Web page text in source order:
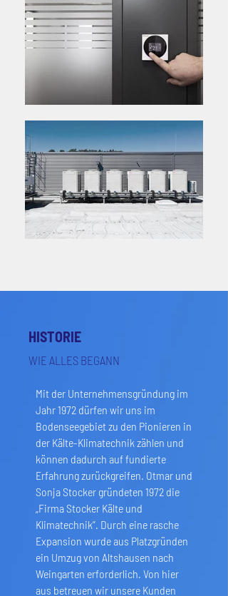
HISTORIE
WIE ALLES BEGANN
Mit der Unternehmensgründung im
Jahr 1972 dürfen wir uns im
Bodenseegebiet zu den Pionieren in
der Kälte-Klimatechnik zählen und
können dadurch auf fundierte
Erfahrung zurückgreifen. Otmar und
Sonja Stocker gründeten 1972 die
„Firma Stocker Kälte und
Klimatechnik“. Durch eine rasche
Expansion wurde aus Platzgründen
ein Umzug von Altshausen nach
Weingarten erforderlich. Von hier
aus betreuen wir unsere Kunden